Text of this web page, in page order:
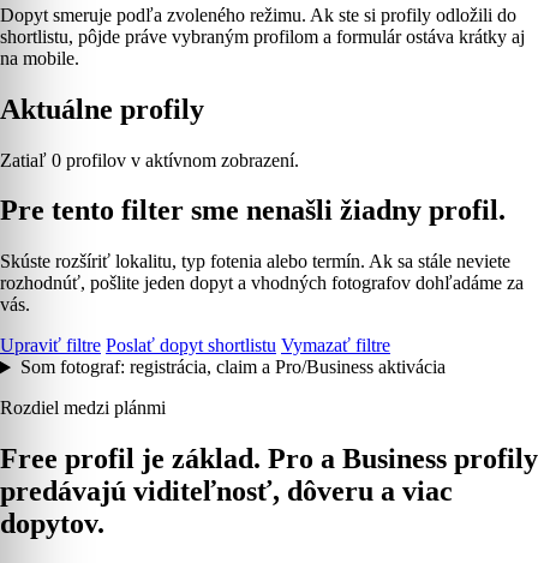
Dopyt smeruje podľa zvoleného režimu. Ak ste si profily odložili do
shortlistu, pôjde práve vybraným profilom a formulár ostáva krátky aj
na mobile.
Aktuálne profily
Zatiaľ 0 profilov v aktívnom zobrazení.
Pre tento filter sme nenašli žiadny profil.
Skúste rozšíriť lokalitu, typ fotenia alebo termín. Ak sa stále neviete
rozhodnúť, pošlite jeden dopyt a vhodných fotografov dohľadáme za
vás.
Upraviť filtre Poslať dopyt shortlistu Vymazať filtre
Som fotograf: registrácia, claim a Pro/Business aktivácia
Rozdiel medzi plánmi
Free profil je základ. Pro a Business profily
predávajú viditeľnosť, dôveru a viac
dopytov.